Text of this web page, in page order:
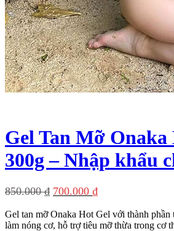
Gel Tan Mỡ Onaka
300g – Nhập khẩu
850.000₫ Giá
là:
700.000 ₫Giá
tại
Gel tan mỡ Onaka Hot Gel với thành
làm nóng cơ, hỗ trợ tiêu mỡ thừa trong cơ